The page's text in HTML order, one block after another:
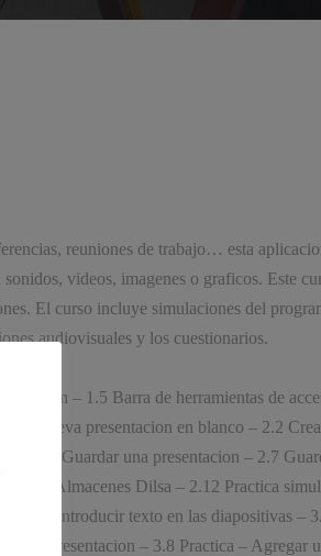
reuniones de trabajo… esta
videos, imagenes o graficos. Este
El curso incluye simulaciones del
audiovisuales y los cuestionarios.
– 1.5 Barra de herramientas de
nueva presentacion en blanco – 2.2
– 2.6 Guardar una presentacion – 2.7
– Almacenes Dilsa – 2.12 Practica
– 3.2 Introducir texto en las diapositivas –
la presentacion – 3.8 Practica – Agregar